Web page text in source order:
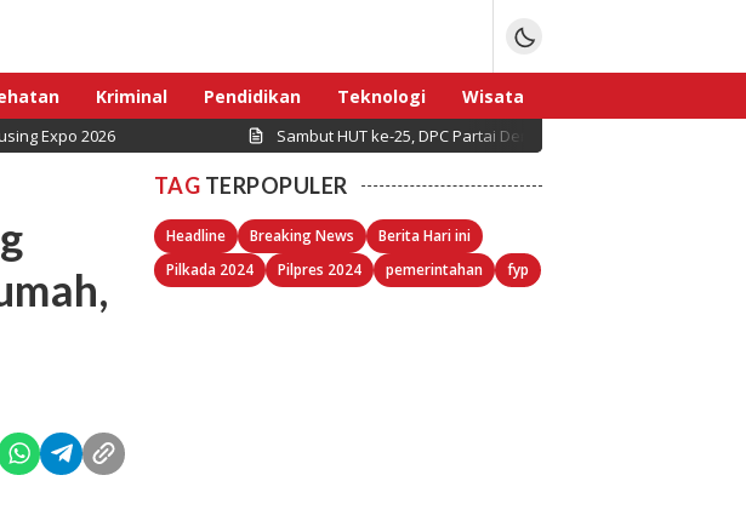
Kriminal Pendidikan Teknologi
Wisata
Sport
Expo 2026 Sambut HUT ke-25, DPC Partai Demokrat Pulau Seribu Gelar
TAG TERPOPULER
Headline Breaking News
Berita Hari ini
Pilkada 2024
Pilpres 2024 pemerintahan fyp